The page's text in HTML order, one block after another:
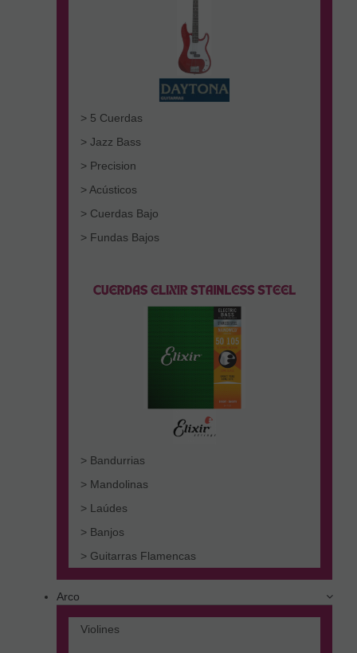
> 5 Cuerdas
> Jazz Bass
> Precision
> Acústicos
> Cuerdas Bajo
> Fundas Bajos
> Bandurrias
> Mandolinas
> Laúdes
> Banjos
> Guitarras Flamencas
Arco
Violines